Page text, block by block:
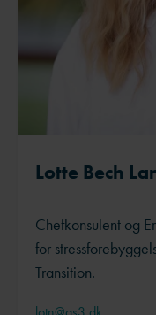
Lotte Bech
Chefkonsulent og
for
Transition.